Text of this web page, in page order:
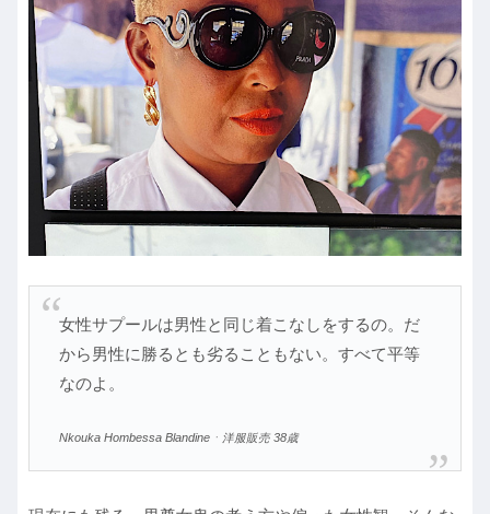
女性サプールは男性と同じ着こなしをするの。だ
から男性に勝るとも劣ることもない。すべて平等
なのよ。
Nkouka Hombessa Blandineㆍ洋服販売 38歳